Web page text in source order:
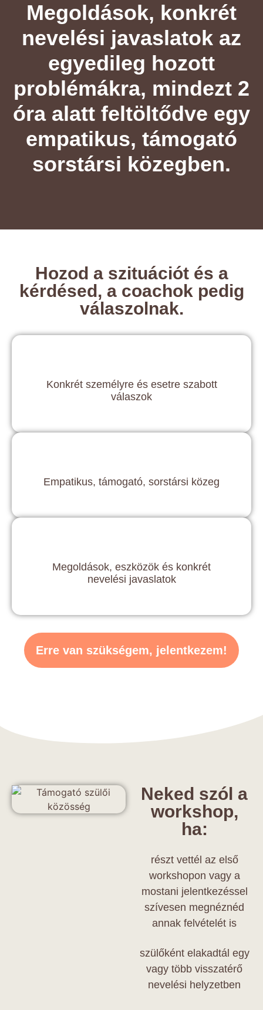
Megoldások, konkrét
nevelési javaslatok az
egyedileg hozott
problémákra, mindezt 2
óra alatt feltöltődve egy
empatikus, támogató
sorstársi közegben.
Hozod a szituációt és a
kérdésed, a coachok pedig
válaszolnak.
Konkrét személyre és esetre szabott
válaszok
Empatikus, támogató, sorstársi közeg
Megoldások, eszközök és konkrét
nevelési javaslatok
Erre van szükségem, jelentkezem!
Neked szól a
workshop,
ha:
részt vettél az első
workshopon vagy a
mostani jelentkezéssel
szívesen megnéznéd
annak felvételét is
szülőként elakadtál egy
vagy több visszatérő
nevelési helyzetben